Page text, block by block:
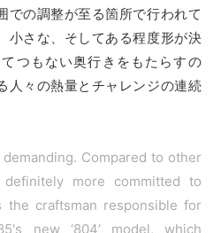
での調整が至る箇所で行われて
小さな、そしてある程度形が決
つもない奥行きをもたらすの
人々の熱量とチャレンジの連続
Compared to other
more committed to
the craftsman responsible for
new ‘804’ model, which